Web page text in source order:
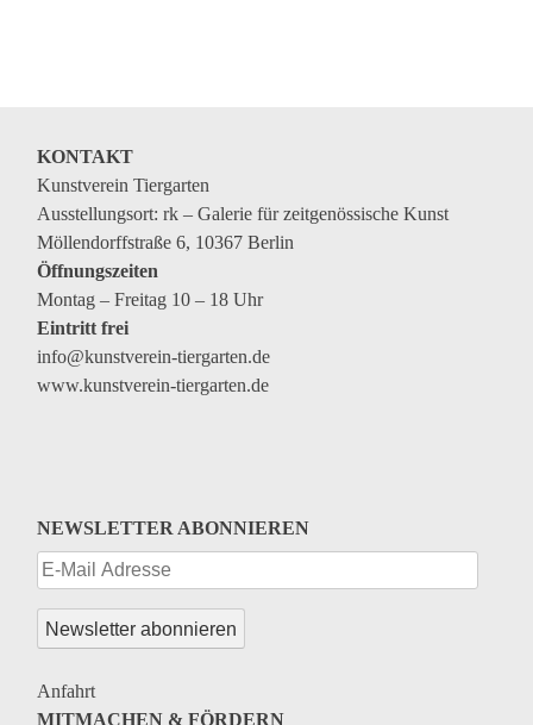
KONTAKT
Kunstverein Tiergarten
Ausstellungsort: rk – Galerie für zeitgenössische Kunst
Möllendorffstraße 6, 10367 Berlin
Öffnungszeiten
Montag – Freitag 10 – 18 Uhr
Eintritt frei
info@kunstverein-tiergarten.de
www.kunstverein-tiergarten.de
NEWSLETTER ABONNIEREN
Anfahrt
MITMACHEN & FÖRDERN